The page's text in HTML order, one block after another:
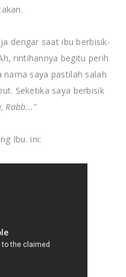
dengar saat ibu berbisik-
rintihannya begitu perih
saya pastilah salah
Seketika saya berbisik
Rabb..."
Ibu. ini: